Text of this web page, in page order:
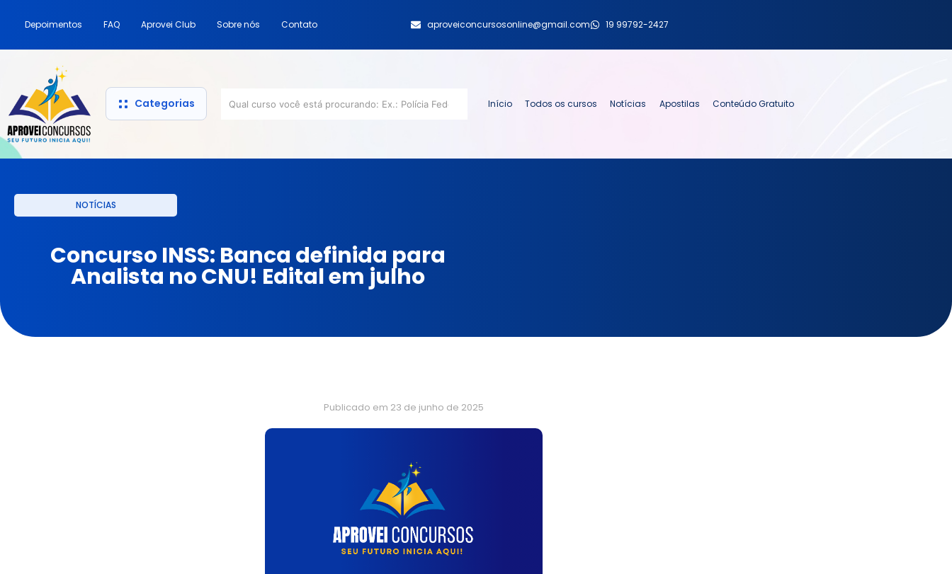
Depoimentos FAQ Aprovei Club Sobre nós Contato aproveiconcursosonline@gmail.com 19 99792-2427
Categorias Início Todos os cursos Notícias Apostilas Conteúdo Gratuito
NOTÍCIAS
Concurso INSS: Banca definida para
Analista no CNU! Edital em julho
Publicado em 23 de junho de 2025